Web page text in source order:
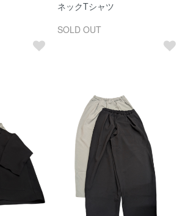
ネックTシャツ
SOLD OUT